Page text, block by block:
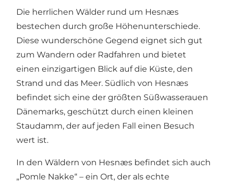
Die herrlichen Wälder rund um Hesnæs
bestechen durch große Höhenunterschiede.
Diese wunderschöne Gegend eignet sich gut
zum Wandern oder Radfahren und bietet
einen einzigartigen Blick auf die Küste, den
Strand und das Meer. Südlich von Hesnæs
befindet sich eine der größten Süßwasserauen
Dänemarks, geschützt durch einen kleinen
Staudamm, der auf jeden Fall einen Besuch
wert ist.
In den Wäldern von Hesnæs befindet sich auch
„Pomle Nakke“ – ein Ort, der als echte